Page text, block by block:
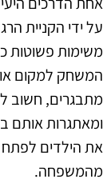
על ידי הקניית
משימות פשוטות
המשחק למקום או
מתבגרים, חשוב
ומאתגרות אותם
את הילדים
מהמשפחה.